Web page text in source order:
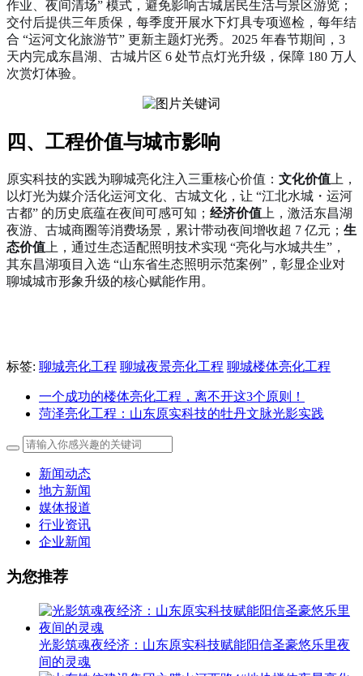
作业、夜间清场” 模式，避免影响古城居民生活与景区游览；
交付后提供三年质保，每季度开展水下灯具专项巡检，每年结
合 “运河文化旅游节” 更新主题灯光秀。2025 年春节期间，3
天内完成东昌湖、古城片区 6 处节点灯光升级，保障 180 万人
次赏灯体验。
四、工程价值与城市影响
原实科技的实践为聊城亮化注入三重核心价值： 文化价值 上，
以灯光为媒介活化运河文化、古城文化，让 “江北水城・运河
古都” 的历史底蕴在夜间可感可知； 经济价值 上，激活东昌湖
夜游、古城商圈等消费场景，累计带动夜间增收超 7 亿元； 生
态价值 上，通过生态适配照明技术实现 “亮化与水城共生”，
其东昌湖项目入选 “山东省生态照明示范案例”，彰显企业对
聊城城市形象升级的核心赋能作用。
标签: 聊城亮化工程 聊城夜景亮化工程 聊城楼体亮化工程
一个成功的楼体亮化工程，离不开这3个原则！
菏泽亮化工程：山东原实科技的牡丹文脉光影实践
新闻动态
地方新闻
媒体报道
行业资讯
企业新闻
为您推荐
光影筑魂夜经济：山东原实科技赋能阳信圣豪悠乐里夜
间的灵魂